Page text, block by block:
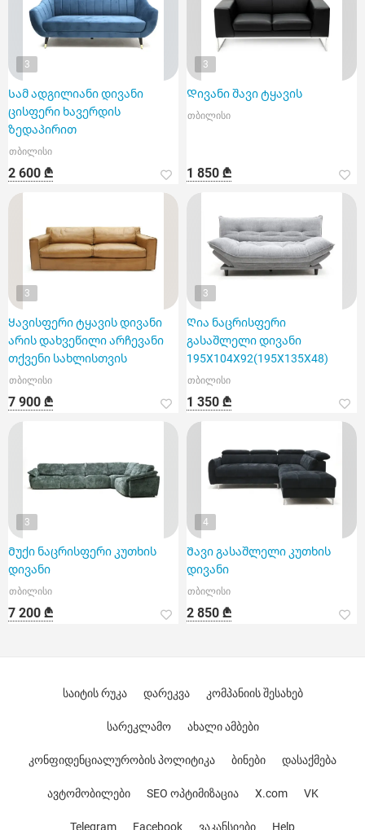
3
Სამ ადგილიანი დივანი
ცისფერი ხავერდის
ზედაპირით
თბილისი
2 600 ₾
3
Დივანი შავი ტყავის
თბილისი
1 850 ₾
3
Ყავისფერი ტყავის დივანი
არის დახვეწილი არჩევანი
თქვენი სახლისთვის
თბილისი
7 900 ₾
3
Ღია ნაცრისფერი
გასაშლელი დივანი
195X104X92(195X135X48)
თბილისი
1 350 ₾
3
Მუქი ნაცრისფერი კუთხის
დივანი
თბილისი
7 200 ₾
4
Შავი გასაშლელი კუთხის
დივანი
თბილისი
2 850 ₾
საიტის რუკა დარეკვა კომპანიის შესახებ
სარეკლამო ახალი ამბები
კონფიდენციალურობის პოლიტიკა ბინები დასაქმება
ავტომობილები SEO ოპტიმიზაცია X.com VK
Telegram Facebook ვაკანსიები Help